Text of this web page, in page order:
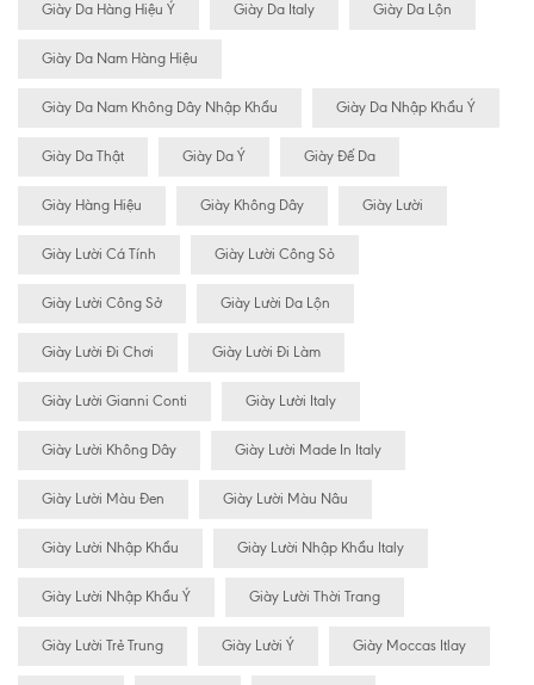
Giày Da Hàng Hiệu Ý Giày Da Italy Giày Da Lộn
Giày Da Nam Hàng Hiệu
Giày Da Nam Không Dây Nhập Khẩu Giày Da Nhập Khẩu Ý
Giày Da Thật Giày Da Ý Giày Đế Da
Giày Hàng Hiệu Giày Không Dây Giày Lười
Giày Lười Cá Tính Giày Lười Công Sỏ
Giày Lười Công Sở Giày Lười Da Lộn
Giày Lười Đi Chơi Giày Lười Đi Làm
Giày Lười Gianni Conti Giày Lười Italy
Giày Lười Không Dây Giày Lười Made In Italy
Giày Lười Màu Đen Giày Lười Màu Nâu
Giày Lười Nhập Khẩu Giày Lười Nhập Khẩu Italy
Giày Lười Nhập Khẩu Ý Giày Lười Thời Trang
Giày Lười Trẻ Trung Giày Lười Ý Giày Moccas Itlay